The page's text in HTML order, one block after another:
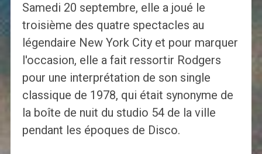
Samedi 20 septembre, elle a joué le
troisième des quatre spectacles au
légendaire New York City et pour marquer
l'occasion, elle a fait ressortir Rodgers
pour une interprétation de son single
classique de 1978, qui était synonyme de
la boîte de nuit du studio 54 de la ville
pendant les époques de Disco.